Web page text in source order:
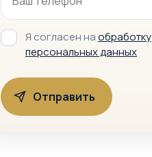
Я согласен наобработку
персональных данных